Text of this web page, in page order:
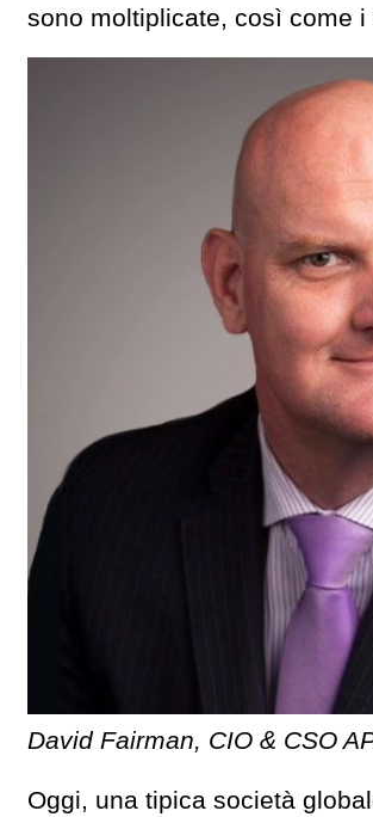
sono moltiplicate, così come
David Fairman, CIO & CSO
Oggi, una tipica società